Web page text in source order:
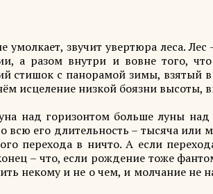
умолкает, звучит увертюра леса.
а разом внутри и вовне того,
стишок с панорамой зимы, взятый
исцеление низкой боязни высоты,
над горизонтом больше луны
всю его длительность – тысяча
перехода в ничто. А если
– что, если рождение тоже
некому и не о чем, и молчание не